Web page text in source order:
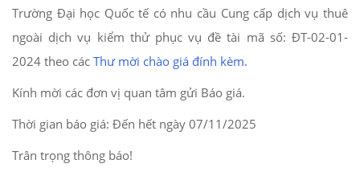
Trường Đại học Quốc tế có nhu cầu Cung cấp dịch vụ thuê
ngoài dịch vụ kiểm thử phục vụ đề tài mã số: ĐT-02-01-
2024 theo các Thư mời chào giá đính kèm.
Kính mời các đơn vị quan tâm gửi Báo giá.
Thời gian báo giá: Đến hết ngày 07/11/2025
Trân trọng thông báo!